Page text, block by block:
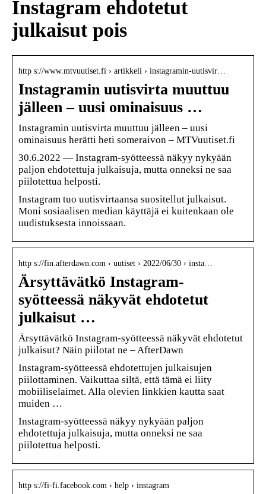
Instagram ehdotetut
julkaisut pois
http s://www.mtvuutiset.fi › artikkeli › instagramin-uutisvir…
Instagramin uutisvirta muuttuu
jälleen – uusi ominaisuus …
Instagramin uutisvirta muuttuu jälleen – uusi
ominaisuus herätti heti someraivon – MTVuutiset.fi
30.6.2022 — Instagram-syötteessä näkyy nykyään
paljon ehdotettuja julkaisuja, mutta onneksi ne saa
piilotettua helposti.
Instagram tuo uutisvirtaansa suositellut julkaisut.
Moni sosiaalisen median käyttäjä ei kuitenkaan ole
uudistuksesta innoissaan.
http s://fin.afterdawn.com › uutiset › 2022/06/30 › insta…
Ärsyttävätkö Instagram-
syötteessä näkyvät ehdotetut
julkaisut …
Ärsyttävätkö Instagram-syötteessä näkyvät ehdotetut
julkaisut? Näin piilotat ne – AfterDawn
Instagram-syötteessä ehdotettujen julkaisujen
piilottaminen. Vaikuttaa siltä, että tämä ei liity
mobiiliselaimet. Alla olevien linkkien kautta saat
muiden …
Instagram-syötteessä näkyy nykyään paljon
ehdotettuja julkaisuja, mutta onneksi ne saa
piilotettua helposti.
http s://fi-fi.facebook.com › help › instagram